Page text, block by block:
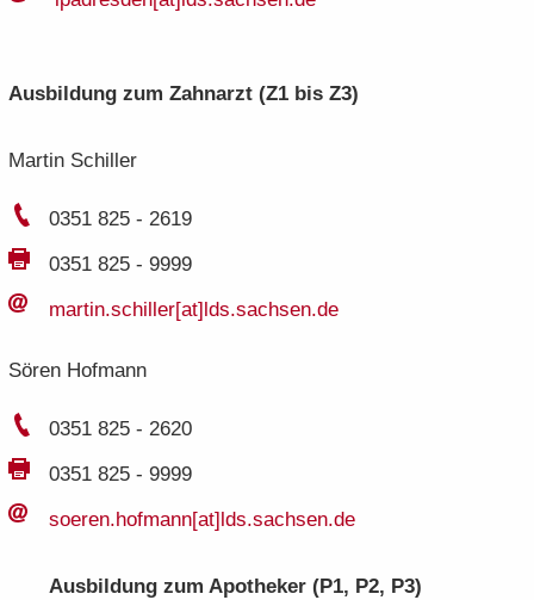
Aus­bil­dung zum Zahn­arzt (Z1 bis Z3)
Mar­tin Schil­ler
0351 825 - 2619
0351 825 - 9999
mar­tin.​schiller[at]lds.​sachsen.​de
Sören Hof­mann
0351 825 - 2620
0351 825 - 9999
soe­ren.​hofmann[at]lds.​sachsen.​de
Aus­bil­dung zum Apo­the­ker (P1, P2, P3)